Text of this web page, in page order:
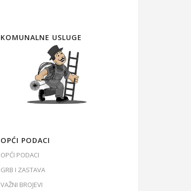
KOMUNALNE USLUGE
OPĆI PODACI
OPĆI PODACI
GRB I ZASTAVA
VAŽNI BROJEVI